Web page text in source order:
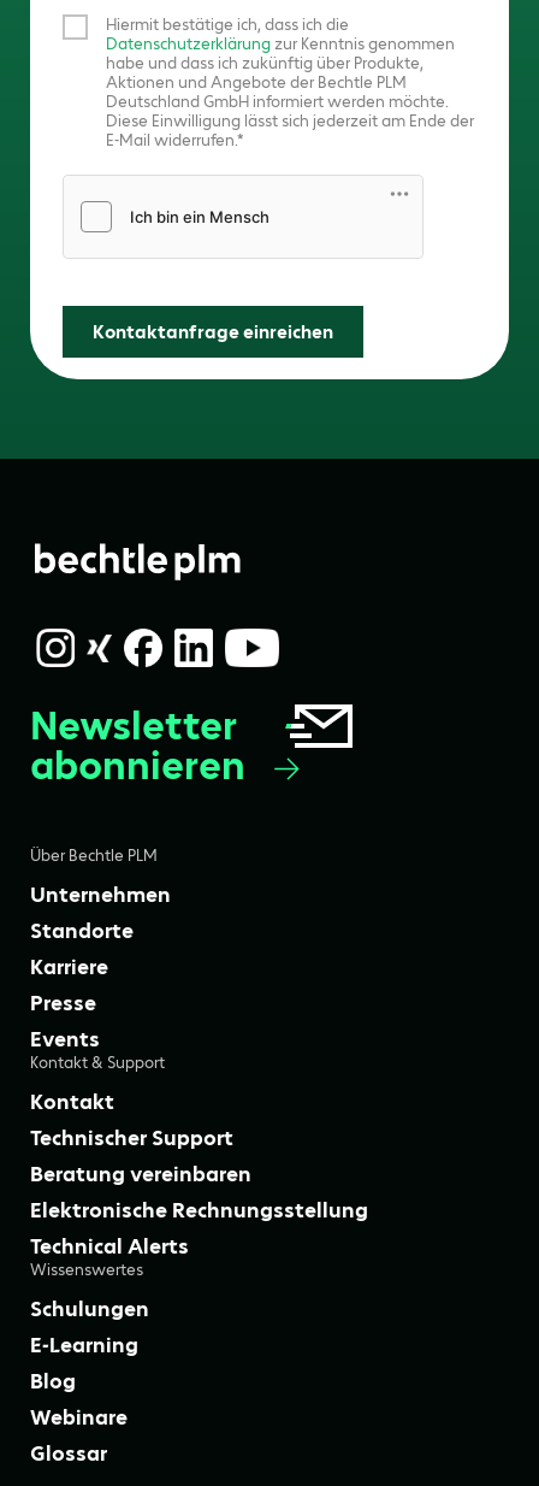
Hiermit bestätige ich, dass ich die
Datenschutzerklärungzur Kenntnis genommen
habe und dass ich zukünftig über Produkte,
Aktionen und Angebote der Bechtle PLM
Deutschland GmbH informiert werden möchte.
Diese Einwilligung lässt sich jederzeit am Ende der
E-Mail widerrufen.
Kontaktanfrage einreichen
Über Bechtle PLM
Unternehmen
Standorte
Karriere
Presse
Events
Kontakt & Support
Kontakt
Technischer Support
Beratung vereinbaren
Elektronische Rechnungsstellung
Technical Alerts
Wissenswertes
Schulungen
E-Learning
Blog
Webinare
Glossar
Newsletter
abonnieren